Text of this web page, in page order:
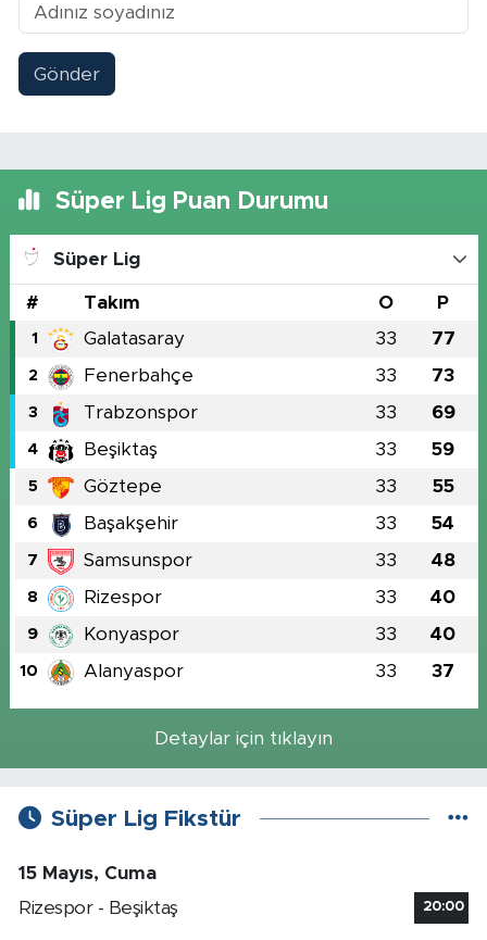
Gönder
Süper Lig Puan Durumu
Süper Lig
# Takım O P
1 Galatasaray 33 77
2 Fenerbahçe 33 73
3 Trabzonspor 33 69
4 Beşiktaş 33 59
5 Göztepe 33 55
6 Başakşehir 33 54
7 Samsunspor 33 48
8 Rizespor 33 40
9 Konyaspor 33 40
10 Alanyaspor 33 37
Detaylar için tıklayın
Süper Lig Fikstür
15 Mayıs, Cuma
Rizespor - Beşiktaş
20:00